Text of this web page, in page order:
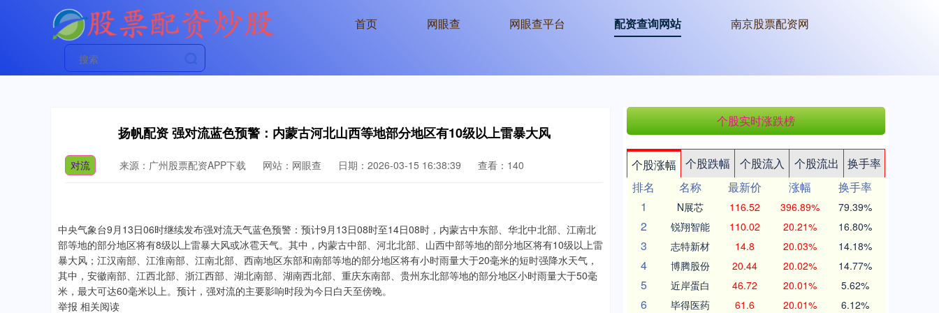
首页 网眼查 网眼查平台 配资查询网站 南京股票配资网
扬帆配资 强对流蓝色预警：内蒙古河北山西等地部分地区有10级以上雷暴大风
对流 来源：广州股票配资APP下载 网站：网眼查 日期：2026-03-15 16:38:39 查看：140
中央气象台9月13日06时继续发布强对流天气蓝色预警：预计9月13日08时至14日08时，内蒙古中东部、华北中北部、江南北
部等地的部分地区将有8级以上雷暴大风或冰雹天气。其中，内蒙古中部、河北北部、山西中部等地的部分地区将有10级以上雷
暴大风；江汉南部、江淮南部、江南北部、西南地区东部和南部等地的部分地区将有小时雨量大于20毫米的短时强降水天气，
其中，安徽南部、江西北部、浙江西部、湖北南部、湖南西北部、重庆东南部、贵州东北部等地的部分地区小时雨量大于50毫
米，最大可达60毫米以上。预计，强对流的主要影响时段为今日白天至傍晚。
举报 相关阅读
个股实时涨跌榜
个股涨幅 个股跌幅 个股流入 个股流出
换手率
排名
名称 最新价 涨幅
换手率
1
N展芯 116.52 396.89% 79.39%
2 锐翔智能 110.02 20.21% 16.80%
3 志特新材 14.8 20.03% 14.18%
4 博腾股份 20.44 20.02% 14.77%
5 近岸蛋白 46.72 20.01% 5.62%
6 毕得医药 61.6 20.01% 6.12%